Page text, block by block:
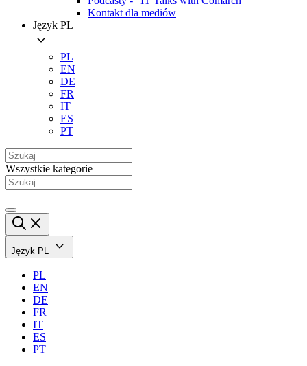
Kontakt dla mediów
Język PL
PL
EN
DE
FR
IT
ES
PT
Wszystkie kategorie
Język PL
PL
EN
DE
FR
IT
ES
PT